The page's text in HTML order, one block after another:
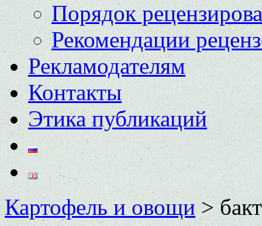
Порядок
Рекомендации
Рекламодателям
Контакты
Этика публикаций
Картофель и овощи>